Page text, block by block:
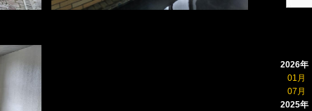
2026年
01月
07月
2025年